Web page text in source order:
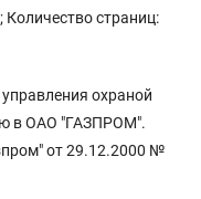
страниц:
охраной
в ОАО "ГАЗПРОМ".
от 29.12.2000 №